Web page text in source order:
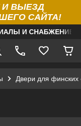
И ВЫЕЗД
САЙТА!
И
Двери для финских